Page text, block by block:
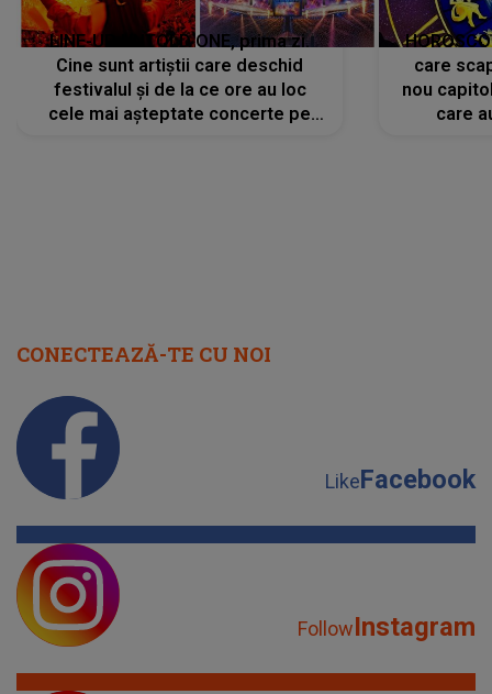
LINE-UP UNTOLD ONE, prima zi.
Cine sunt artiștii care deschid
festivalul și de la ce ore au loc
cele mai așteptate concerte pe
care
nou
care
CONECTEAZĂ-TE CU NOI
LikeFacebook
FollowInstagram